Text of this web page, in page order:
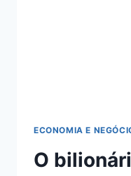
ECONOMIA E
O